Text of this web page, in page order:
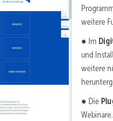
weitere
● Im
und
weitere
● Die
Webinare.